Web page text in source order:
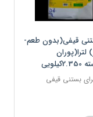
قیفی(بدون طعم-
لترا(پوران
بستنی قیفی